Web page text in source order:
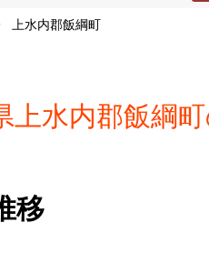
上水内郡飯綱町
上水内郡飯綱
移